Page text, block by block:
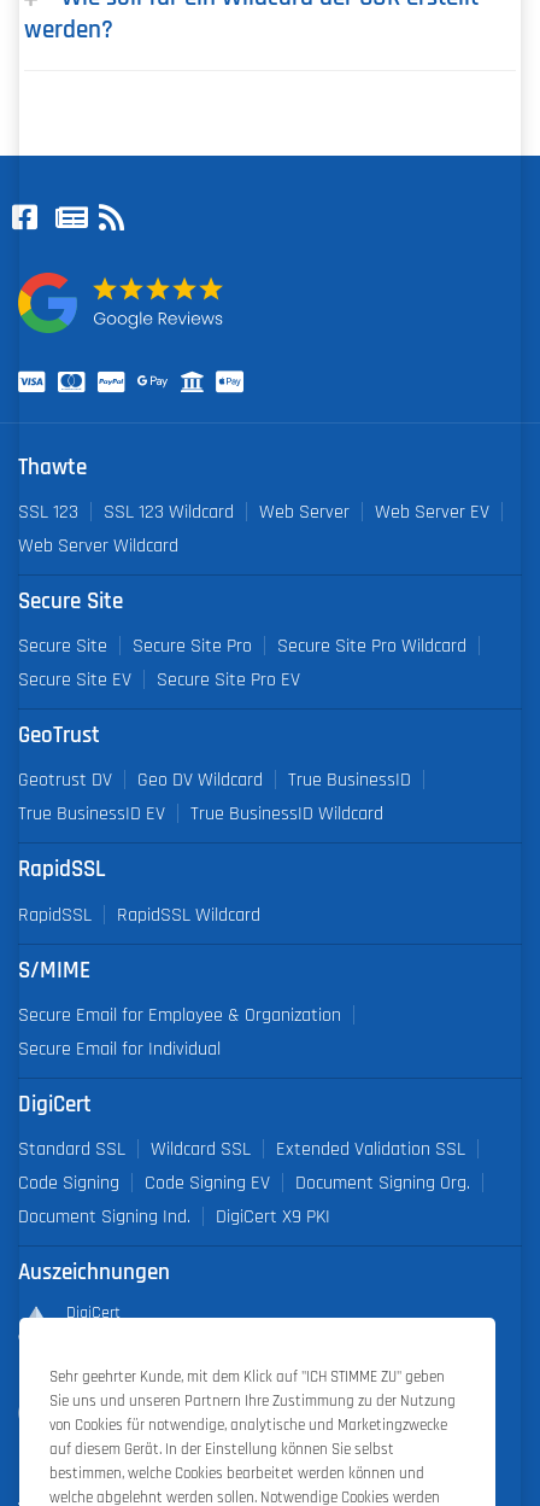
werden?
Thawte
SSL 123 SSL 123 Wildcard Web Server
Web Server EV
Web Server Wildcard
Secure Site
Secure Site Secure Site Pro
Secure Site Pro Wildcard
Secure Site EV
Secure Site Pro EV
GeoTrust
Geotrust DV Geo DV Wildcard
True BusinessID
True BusinessID EV
True BusinessID Wildcard
RapidSSL
RapidSSL RapidSSL Wildcard
S/MIME
Secure Email for Employee & Organization
Secure Email for Individual
DigiCert
Standard SSL Wildcard SSL
Extended Validation SSL
Code Signing
Code Signing EV
Document Signing Org.
Document Signing Ind.
DigiCert X9 PKI
Auszeichnungen
DigiCert
Outstanding Sales Performance Award 2018, 2019, 2020, 2021,
2022
Sehr geehrter Kunde, mit dem Klick auf "ICH STIMME ZU" geben
Sie uns und unseren Partnern Ihre Zustimmung zu der Nutzung
von Cookies für notwendige, analytische und Marketingzwecke
auf diesem Gerät. In der Einstellung können Sie selbst
bestimmen, welche Cookies bearbeitet werden können und
welche abgelehnt werden sollen. Notwendige Cookies werden